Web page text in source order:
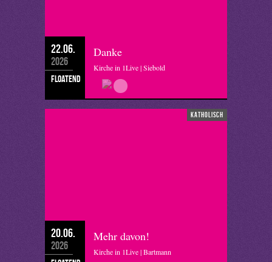
22.06.
2026
floatend
Danke
Kirche in 1Live | Siebold
katholisch
20.06.
2026
Mehr davon!
Kirche in 1Live | Bartmann